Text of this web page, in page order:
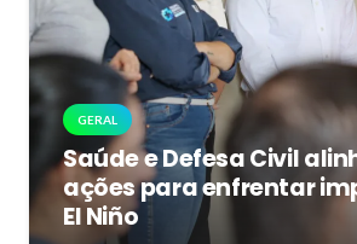
GERAL
Saúde e Defesa Civil
ações para enfrentar
El Niño